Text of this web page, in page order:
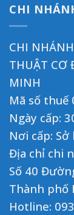
CHI
CHI
THUẬT CƠ
MINH
Mã số thuế
Ngày cấp:
Nơi cấp:
Địa chỉ chi
Số 40
Thành phố
Hotline: